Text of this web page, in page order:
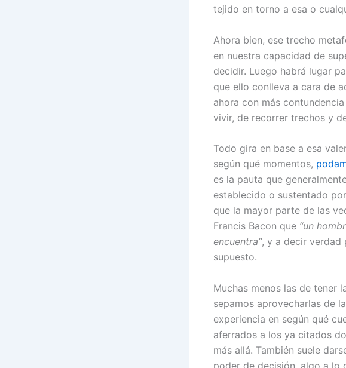
tejido en torno a esa o
Ahora bien, ese trecho
en nuestra capacidad de
decidir. Luego habrá lugar
que ello conlleva a cara de
ahora con más
vivir, de recorrer trechos y
Todo gira en base a esa
según qué momentos,
es la pauta que
establecido o sustentado
que la mayor parte de las
Francis Bacon que “un
encuentra”, y a decir verdad
supuesto.
Muchas menos las de tener
sepamos aprovecharlas de
experiencia en según qué
aferrados a los ya citados
más allá. También suele
poder de decisión, algo a lo